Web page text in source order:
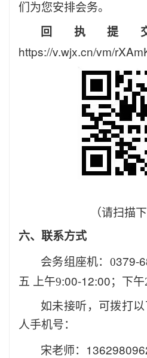
们为您安排会务。
回执提
https://v.wjx.cn/vm/
（请扫描下方二
六、联系方式
会务组座机： 0379-
五
上午9:00-12:00；下午
如未接听，可拨打
人手机号：
宋老师：